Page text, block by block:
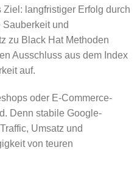
langfristiger Erfolg durch
und
zu Black Hat Methoden
Ausschluss aus dem Index
auf.
oder E-Commerce-
Denn stabile Google-
Umsatz und
von teuren